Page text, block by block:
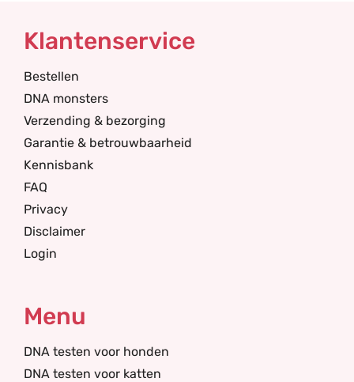
Klantenservice
Bestellen
DNA monsters
Verzending & bezorging
Garantie & betrouwbaarheid
Kennisbank
FAQ
Privacy
Disclaimer
Login
Menu
DNA testen voor honden
DNA testen voor katten